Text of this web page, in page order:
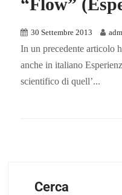
30 Settembre 2013
In un precedente articolo
anche in italiano
scientifico di quell’...
Cerca